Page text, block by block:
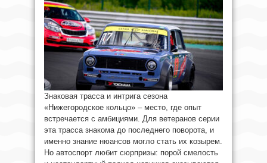
Знаковая трасса и интрига сезона
«Нижегородское кольцо» – место, где опыт
встречается с амбициями. Для ветеранов серии
эта трасса знакома до последнего поворота, и
именно знание нюансов могло стать их козырем.
Но автоспорт любит сюрпризы: порой смелость